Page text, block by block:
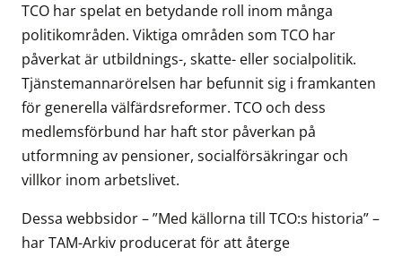
TCO har spelat en betydande roll inom många
politikområden. Viktiga områden som TCO har
påverkat är utbildnings-, skatte- eller socialpolitik.
Tjänstemannarörelsen har befunnit sig i framkanten
för generella välfärdsreformer. TCO och dess
medlemsförbund har haft stor påverkan på
utformning av pensioner, socialförsäkringar och
villkor inom arbetslivet.
Dessa webbsidor – ”Med källorna till TCO:s historia” –
har TAM-Arkiv producerat för att återge